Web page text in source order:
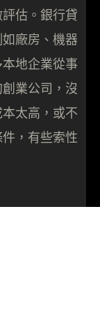
估。銀行貸
廠房、機器
地企業從事
業公司，沒
太高，或不
，有些索性